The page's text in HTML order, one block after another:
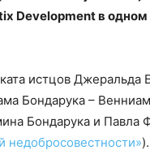
Development в
истцов Джеральдa
Бондарука –
Бондарука и Павла
недобросовестности»).